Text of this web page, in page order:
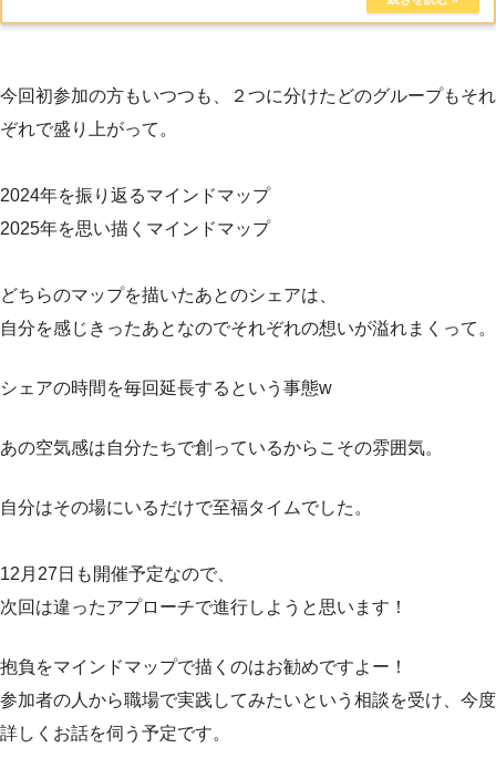
今回初参加の方もいつつも、２つに分けたどのグループもそれ
ぞれで盛り上がって。
2024年を振り返るマインドマップ
2025年を思い描くマインドマップ
どちらのマップを描いたあとのシェアは、
自分を感じきったあとなのでそれぞれの想いが溢れまくって。
シェアの時間を毎回延長するという事態w
あの空気感は自分たちで創っているからこその雰囲気。
自分はその場にいるだけで至福タイムでした。
12月27日も開催予定なので、
次回は違ったアプローチで進行しようと思います！
抱負をマインドマップで描くのはお勧めですよー！
参加者の人から職場で実践してみたいという相談を受け、今度
詳しくお話を伺う予定です。